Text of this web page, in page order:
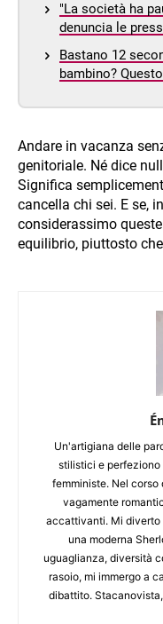
"La società ha
denuncia le
Bastano 12
bambino?
Andare in vacanza
genitoriale. Né dice
Significa
cancella chi sei. E se,
considerassimo
equilibrio, piuttosto
Un'artigiana delle
stilistici e
femministe. Nel
vagamente
accattivanti. Mi diverto
una moderna
uguaglianza, diversità
rasoio, mi immergo a
dibattito.